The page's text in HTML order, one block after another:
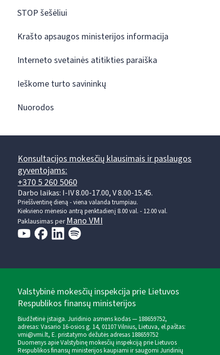
STOP šešėliui
Krašto apsaugos ministerijos informacija
Interneto svetainės atitikties paraiška
Ieškome turto savininkų
Nuorodos
Konsultacijos mokesčių klausimais ir paslaugos
gyventojams:
+370 5 260 5060
Darbo laikas: I-IV 8.00-17.00, V 8.00-15.45.
Prieššventinę dieną - viena valanda trumpiau.
Kiekvieno mėnesio antrą penktadienį 8.00 val. - 12.00 val.
Paklausimas perMano VMI
Valstybinė mokesčių inspekcija prie Lietuvos
Respublikos finansų ministerijos
Biudžetinė įstaiga. Juridinio asmens kodas — 188659752,
adresas: Vasario 16-osios g. 14, 01107 Vilnius, Lietuva, el.paštas:
vmi@vmi.lt, E. pristatymo dėžutės adresas 188659752
Duomenys apie Valstybinę mokesčių inspekciją prie Lietuvos
Respublikos finansų ministerijos kaupiami ir saugomi Juridinių